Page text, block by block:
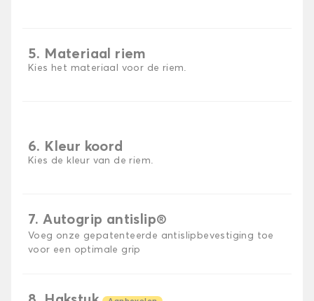
5. Materiaal riem
Kies het materiaal voor de riem.
6. Kleur koord
Kies de kleur van de riem.
7. Autogrip antislip®
Voeg onze gepatenteerde antislipbevestiging toe
voor een optimale grip